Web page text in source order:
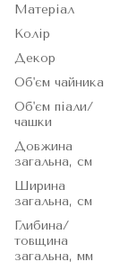
Матеріал
Колір
Декор
Об'єм чайника
Об'єм піали/
чашки
Довжина
загальна, см
Ширина
загальна, см
Глибина/
товщина
загальна, мм